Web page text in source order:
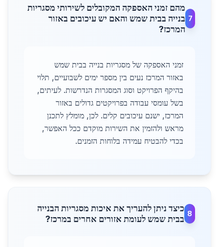
7
מהם זמני האספקה המקובלים לשירותי מסגריות
בנייה בבית שמש והאם יש עיכובים באזור
המרכז?
זמני האספקה של מסגריות בנייה בבית שמש
באזור המרכז נעים בין מספר ימים לשבועיים, תלוי
בהיקף הפרויקט וסוג המסגרות הנדרשות. לעיתים,
בשל עומסי עבודה בפרויקטים גדולים באזור
המרכז, ישנם עיכובים קלים. לכן, מומלץ לתכנן
מראש ולהזמין את השירות מוקדם ככל האפשר,
בכדי להבטיח עמידה בלוחות הזמנים.
8
כיצד ניתן להעריך את איכות מסגריות הבנייה
בבית שמש לעומת אזורים אחרים במרכז?